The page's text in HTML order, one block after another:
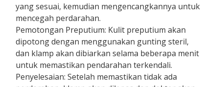
yang sesuai, kemudian mengencangkannya untuk
mencegah perdarahan.
Pemotongan Preputium: Kulit preputium akan
dipotong dengan menggunakan gunting steril,
dan klamp akan dibiarkan selama beberapa menit
untuk memastikan pendarahan terkendali.
Penyelesaian: Setelah memastikan tidak ada